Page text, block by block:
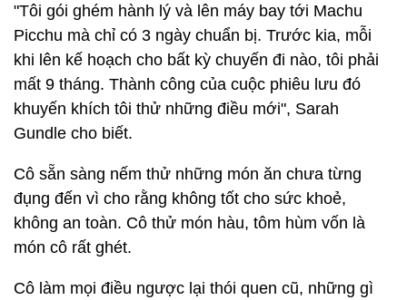
"Tôi gói ghém hành lý và lên máy bay tới Machu
Picchu mà chỉ có 3 ngày chuẩn bị. Trước kia, mỗi
khi lên kế hoạch cho bất kỳ chuyến đi nào, tôi phải
mất 9 tháng. Thành công của cuộc phiêu lưu đó
khuyến khích tôi thử những điều mới", Sarah
Gundle cho biết.
Cô sẵn sàng nếm thử những món ăn chưa từng
đụng đến vì cho rằng không tốt cho sức khoẻ,
không an toàn. Cô thử món hàu, tôm hùm vốn là
món cô rất ghét.
Cô làm mọi điều ngược lại thói quen cũ, những gì